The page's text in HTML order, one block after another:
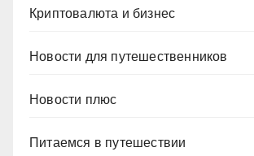
Криптовалюта и бизнес
Новости для путешественников
Новости плюс
Питаемся в путешествии